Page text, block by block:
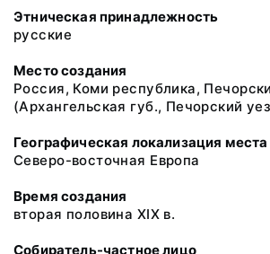
Этническая принадлежность
русские
Место создания
Россия, Коми республика,
(Архангельская губ., Печорский
Географическая локализация
Северо-восточная Европа
Время создания
вторая половина XIX в.
Собиратель-частное лицо